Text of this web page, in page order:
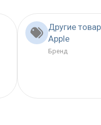
Другие
Apple
Бренд